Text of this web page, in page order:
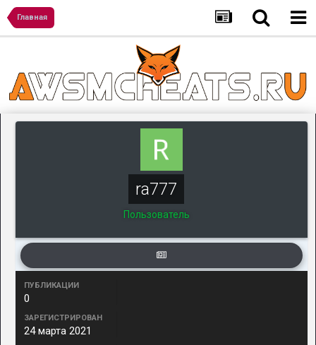
Главная
ra777
Пользователь
ПУБЛИКАЦИИ
0
ЗАРЕГИСТРИРОВАН
24 марта 2021